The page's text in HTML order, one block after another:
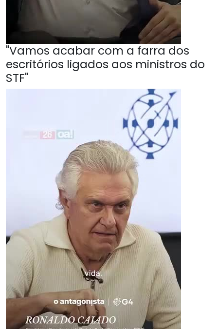
"Vamos acabar com a farra dos
escritórios ligados aos ministros do
STF"